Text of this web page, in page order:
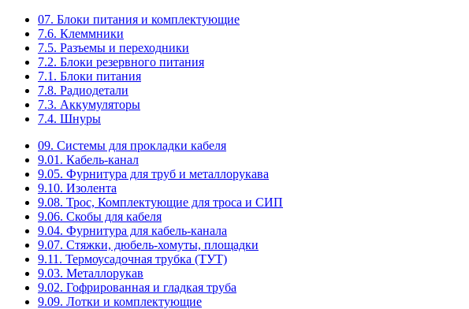
07. Блоки питания и комплектующие
7.6. Клеммники
7.5. Разъемы и переходники
7.2. Блоки резервного питания
7.1. Блоки питания
7.8. Радиодетали
7.3. Аккумуляторы
7.4. Шнуры
09. Системы для прокладки кабеля
9.01. Кабель-канал
9.05. Фурнитура для труб и металлорукава
9.10. Изолента
9.08. Трос, Комплектующие для троса и СИП
9.06. Скобы для кабеля
9.04. Фурнитура для кабель-канала
9.07. Стяжки, дюбель-хомуты, площадки
9.11. Термоусадочная трубка (ТУТ)
9.03. Металлорукав
9.02. Гофрированная и гладкая труба
9.09. Лотки и комплектующие